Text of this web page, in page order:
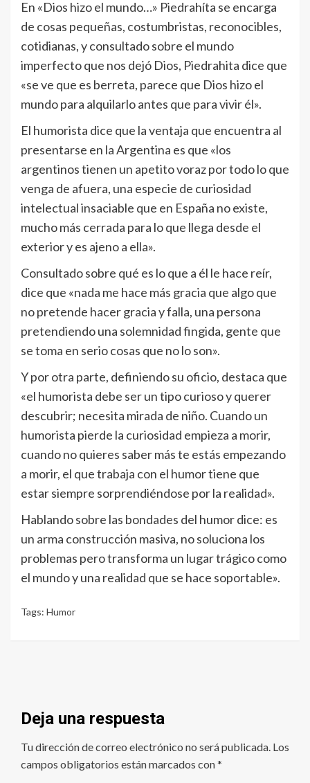
En «Dios hizo el mundo…» Piedrahíta se encarga
de cosas pequeñas, costumbristas, reconocibles,
cotidianas, y consultado sobre el mundo
imperfecto que nos dejó Dios, Piedrahita dice que
«se ve que es berreta, parece que Dios hizo el
mundo para alquilarlo antes que para vivir él».
El humorista dice que la ventaja que encuentra al
presentarse en la Argentina es que «los
argentinos tienen un apetito voraz por todo lo que
venga de afuera, una especie de curiosidad
intelectual insaciable que en España no existe,
mucho más cerrada para lo que llega desde el
exterior y es ajeno a ella».
Consultado sobre qué es lo que a él le hace reír,
dice que «nada me hace más gracia que algo que
no pretende hacer gracia y falla, una persona
pretendiendo una solemnidad fingida, gente que
se toma en serio cosas que no lo son».
Y por otra parte, definiendo su oficio, destaca que
«el humorista debe ser un tipo curioso y querer
descubrir; necesita mirada de niño. Cuando un
humorista pierde la curiosidad empieza a morir,
cuando no quieres saber más te estás empezando
a morir, el que trabaja con el humor tiene que
estar siempre sorprendiéndose por la realidad».
Hablando sobre las bondades del humor dice: es
un arma construcción masiva, no soluciona los
problemas pero transforma un lugar trágico como
el mundo y una realidad que se hace soportable».
Tags: Humor
Deja una respuesta
Tu dirección de correo electrónico no será publicada. Los
campos obligatorios están marcados con*